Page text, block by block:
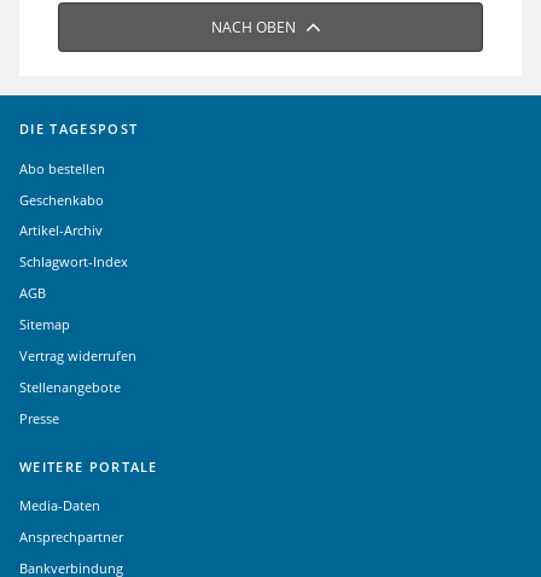
NACH OBEN
DIE TAGESPOST
Abo bestellen
Geschenkabo
Artikel-Archiv
Schlagwort-Index
AGB
Sitemap
Vertrag widerrufen
Stellenangebote
Presse
WEITERE PORTALE
Media-Daten
Ansprechpartner
Bankverbindung